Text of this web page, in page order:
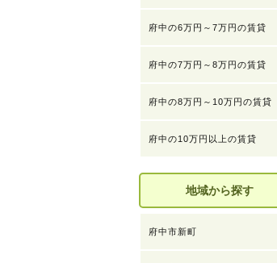
府中の6万円～7万円の賃貸
府中の7万円～8万円の賃貸
府中の8万円～10万円の賃貸
府中の10万円以上の賃貸
地域から探す
府中市新町